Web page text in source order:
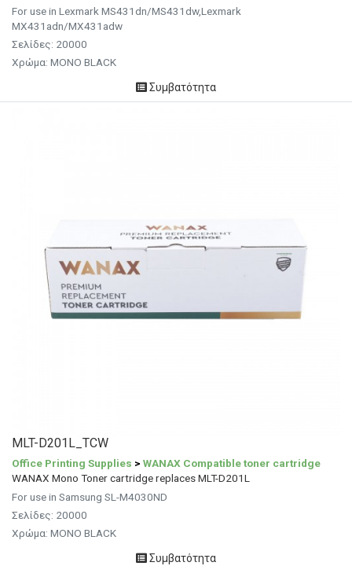
For use in Lexmark MS431dn/MS431dw,Lexmark
MX431adn/MX431adw
Σελίδες: 20000
Χρώμα: MONO BLACK
Συμβατότητα
MLT-D201L_TCW
Office Printing Supplies > WANAX Compatible toner cartridge
WANAX Mono Toner cartridge replaces MLT-D201L
For use in Samsung SL-M4030ND
Σελίδες: 20000
Χρώμα: MONO BLACK
Συμβατότητα